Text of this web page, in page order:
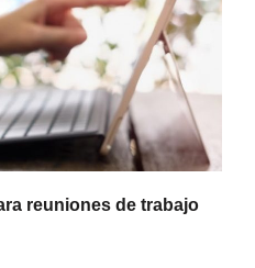
reuniones de trabajo